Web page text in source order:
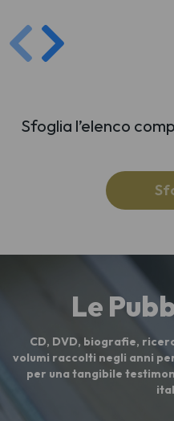
Sfoglia l’elenco
Le
CD, DVD, biografie,
volumi raccolti negli anni
per una tangibile